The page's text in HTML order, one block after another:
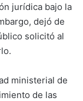
jurídica bajo la
dejó de
solicitó al
ministerial de
de las